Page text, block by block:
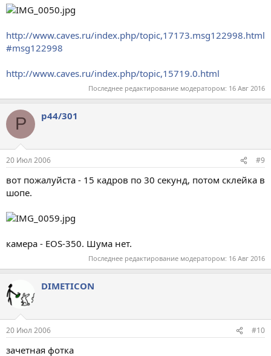
http://www.caves.ru/index.php/topic,17173.msg122998.html
#msg122998
http://www.caves.ru/index.php/topic,15719.0.html
Последнее редактирование модератором: 16 Авг 2016
P p44/301
20 Июл 2006 #9
вот пожалуйста - 15 кадров по 30 секунд, потом склейка в
шопе.
камера - EOS-350. Шума нет.
Последнее редактирование модератором: 16 Авг 2016
DIMETICON
20 Июл 2006 #10
зачетная фотка